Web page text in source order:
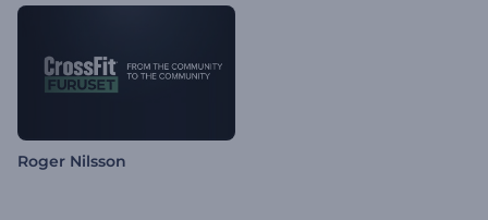
Roger Nilsson